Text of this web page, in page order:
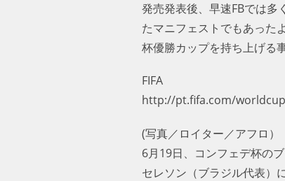
発売発表後、早速FBでは
たマニフェストでもあった
杯優勝カップを持ち上げる
FIFA
http://pt.fifa.com/
(写真／ロイター／アフロ）
6月19日、コンフェデ杯の
セレソン（ブラジル代表）